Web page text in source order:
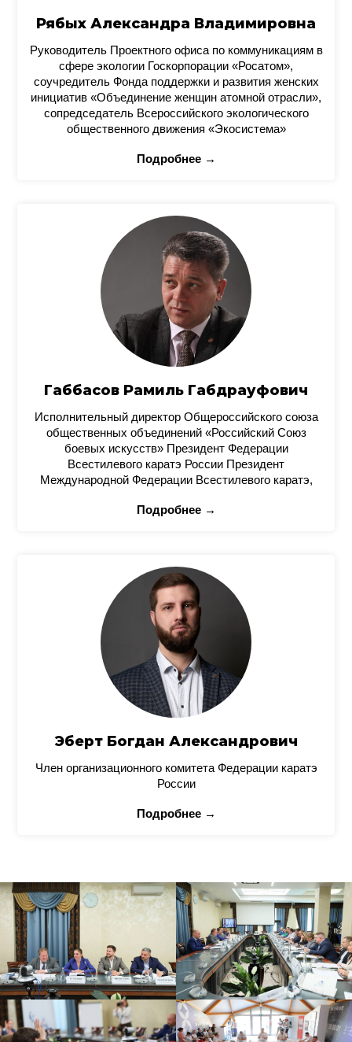
Рябых Александра Владимировна
Руководитель Проектного офиса по коммуникациям в
сфере экологии Госкорпорации «Росатом»,
соучредитель Фонда поддержки и развития женских
инициатив «Объединение женщин атомной отрасли»,
сопредседатель Всероссийского экологического
общественного движения «Экосистема»
Подробнее →
Габбасов Рамиль Габдрауфович
Исполнительный директор Общероссийского союза
общественных объединений «Российский Союз
боевых искусств» Президент Федерации
Всестилевого каратэ России Президент
Международной Федерации Всестилевого каратэ,
Подробнее →
Эберт Богдан Александрович
Член организационного комитета Федерации каратэ
России
Подробнее →